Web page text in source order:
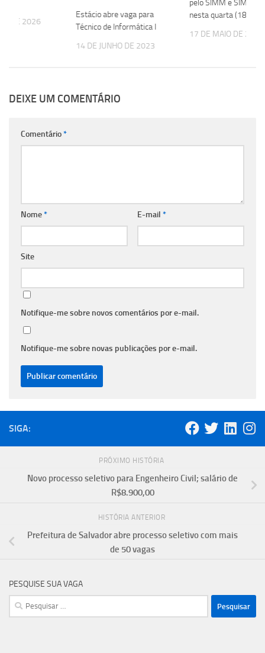
Estácio abre vaga para
Técnico de Informática I
14 DE JUNHO DE 2023
pelo SIMM e SIMM
nesta quarta (18)
17 DE MAIO DE 2022
DE 2026
DEIXE UM COMENTÁRIO
Comentário*
Nome* E-mail *
Site
Notifique-me sobre novos comentários por e-mail.
Notifique-me sobre novas publicações por e-mail.
SIGA:
PRÓXIMO HISTÓRIA
Novo processo seletivo para Engenheiro Civil; salário de
R$8.900,00
HISTÓRIA ANTERIOR
Prefeitura de Salvador abre processo seletivo com mais
de 50 vagas
PESQUISE SUA VAGA
Pesquisar
por: